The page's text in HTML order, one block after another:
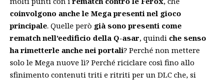
coinvolgono anche le Mega presenti nel gioco
principale. Quelle però già sono presenti come
rematch nell’eedificio della Q-asar, quindi che senso
ha rimetterle anche nei portali? Perché non mettere
solo le Mega nuove lì? Perché riciclare così fino allo
sfinimento contenuti triti e ritriti per un DLC che, si